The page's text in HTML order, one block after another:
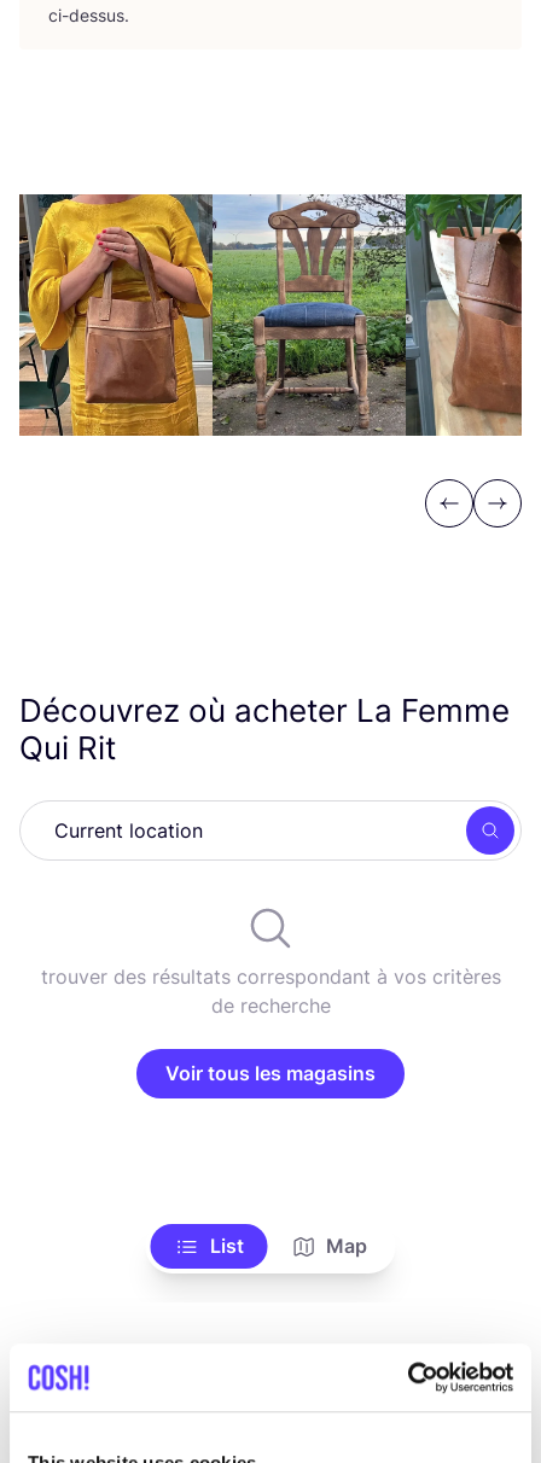
ci-dessus.
Previous
Next
Découvrez où acheter La Femme
Qui Rit
trouver des résultats correspondant à vos critères
de recherche
Voir tous les magasins
List Map